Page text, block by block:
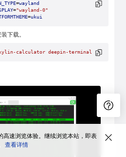
=wayland
="wayland-0"
=ukui
下载。
calculator deepin-terminal
高速浏览体验。继续浏览本站，即表
查看详情